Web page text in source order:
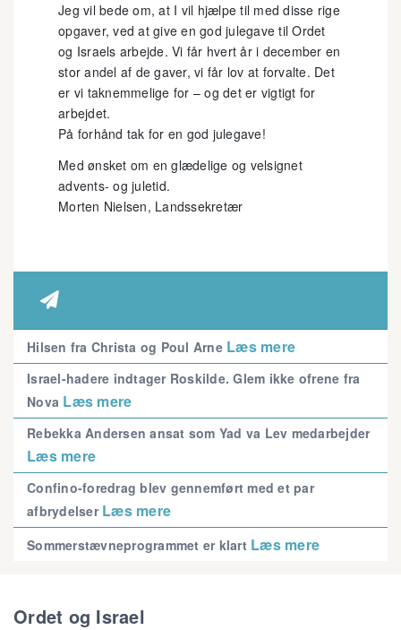
Jeg vil bede om, at I vil hjælpe til med disse rige
opgaver, ved at give en god julegave til Ordet
og Israels arbejde. Vi får hvert år i december en
stor andel af de gaver, vi får lov at forvalte. Det
er vi taknemmelige for – og det er vigtigt for
arbejdet.
På forhånd tak for en god julegave!
Med ønsket om en glædelige og velsignet
advents- og juletid.
Morten Nielsen, Landssekretær

Hilsen fra Christa og Poul Arne Læs mere
Israel-hadere indtager Roskilde. Glem ikke ofrene fra
Nova Læs mere
Rebekka Andersen ansat som Yad va Lev medarbejder
Læs mere
Confino-foredrag blev gennemført med et par
afbrydelser Læs mere
Sommerstævneprogrammet er klart Læs mere
Ordet og Israel